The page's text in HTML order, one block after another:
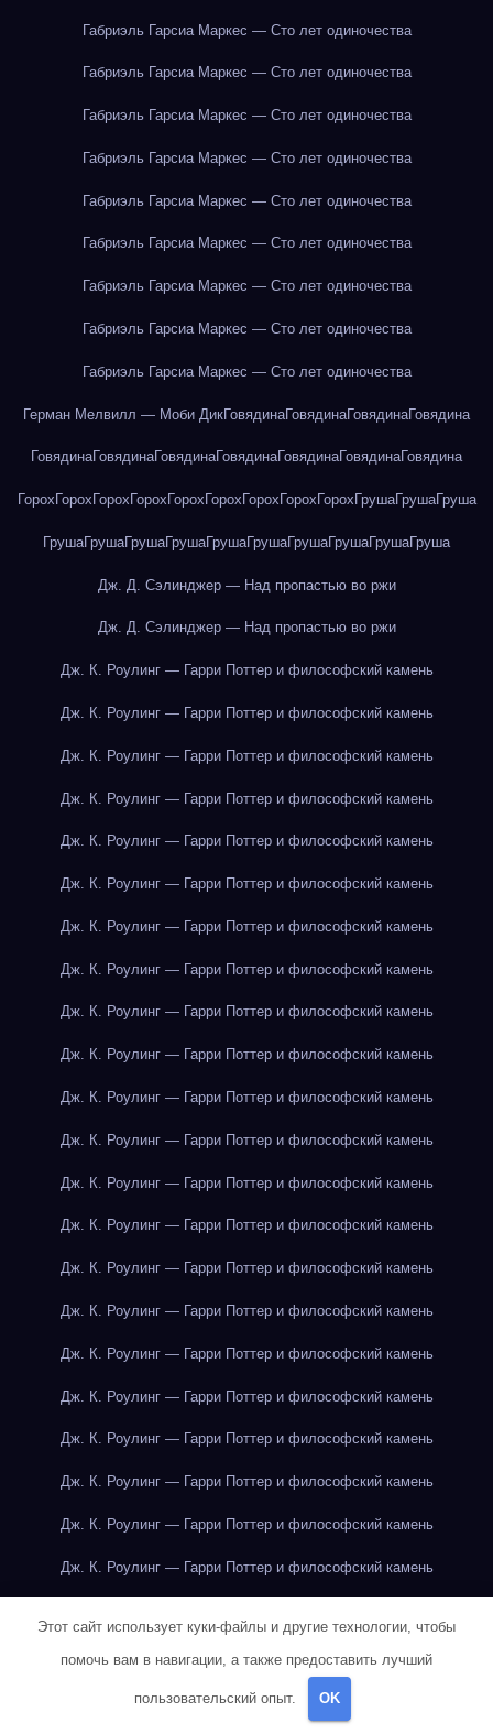
Габриэль Гарсиа Маркес — Сто лет одиночества
Габриэль Гарсиа Маркес — Сто лет одиночества
Габриэль Гарсиа Маркес — Сто лет одиночества
Габриэль Гарсиа Маркес — Сто лет одиночества
Габриэль Гарсиа Маркес — Сто лет одиночества
Габриэль Гарсиа Маркес — Сто лет одиночества
Габриэль Гарсиа Маркес — Сто лет одиночества
Габриэль Гарсиа Маркес — Сто лет одиночества
Габриэль Гарсиа Маркес — Сто лет одиночества
Герман Мелвилл — Моби ДикГовядинаГовядинаГовядинаГовядина
ГовядинаГовядинаГовядинаГовядинаГовядинаГовядинаГовядина
Горох Горох Горох Горох Горох Горох Горох Горох Горох ГрушаГрушаГруша
ГрушаГрушаГрушаГрушаГрушаГрушаГрушаГрушаГрушаГруша
Дж. Д. Сэлинджер — Над пропастью во ржи
Дж. Д. Сэлинджер — Над пропастью во ржи
Дж. К. Роулинг — Гарри Поттер и философский камень
Дж. К. Роулинг — Гарри Поттер и философский камень
Дж. К. Роулинг — Гарри Поттер и философский камень
Дж. К. Роулинг — Гарри Поттер и философский камень
Дж. К. Роулинг — Гарри Поттер и философский камень
Дж. К. Роулинг — Гарри Поттер и философский камень
Дж. К. Роулинг — Гарри Поттер и философский камень
Дж. К. Роулинг — Гарри Поттер и философский камень
Дж. К. Роулинг — Гарри Поттер и философский камень
Дж. К. Роулинг — Гарри Поттер и философский камень
Дж. К. Роулинг — Гарри Поттер и философский камень
Дж. К. Роулинг — Гарри Поттер и философский камень
Дж. К. Роулинг — Гарри Поттер и философский камень
Дж. К. Роулинг — Гарри Поттер и философский камень
Дж. К. Роулинг — Гарри Поттер и философский камень
Дж. К. Роулинг — Гарри Поттер и философский камень
Дж. К. Роулинг — Гарри Поттер и философский камень
Дж. К. Роулинг — Гарри Поттер и философский камень
Дж. К. Роулинг — Гарри Поттер и философский камень
Дж. К. Роулинг — Гарри Поттер и философский камень
Дж. К. Роулинг — Гарри Поттер и философский камень
Дж. К. Роулинг — Гарри Поттер и философский камень
Дж. К. Роулинг — Гарри Поттер и философский камень
Дж. К. Роулинг — Гарри Поттер и философский камень
Этот сайт использует куки-файлы и другие технологии, чтобы
помочь вам в навигации, а также предоставить лучший
пользовательский опыт. OK